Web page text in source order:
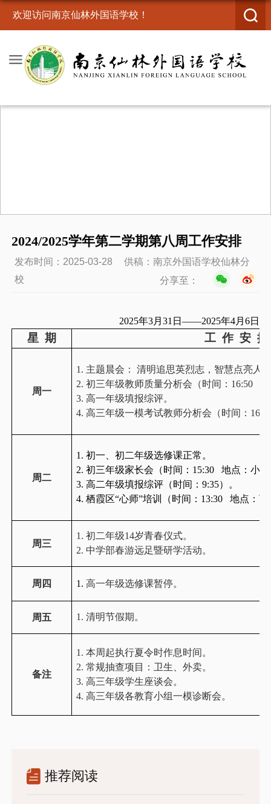
欢迎访问南京仙林外国语学校！
2024/2025学年第二学期第八周工作安排
发布时间：2025-03-28
供稿：南京外国语学校仙林分
校
分享至：
2025年3月31 日——2025年4月6日
星 期 工 作 安 排
周一
1. 主题晨会： 清明追思英烈志，智慧点亮人
2. 初三年级教师质量分析会（时间： 16:50
3. 高一年级填报综评。
4. 高三年级一模考试教师分析会（时间：
周二
1. 初一、初二年级选修课正常。
2. 初三年级家长会（时间： 15:30
地点：小
3. 高二年级填报综评（时间： 9:35）。
4. 栖霞区“心师”培训（时间： 13:30 地点：丁
周三
1. 初二年级14岁青春仪式。
2. 中学部春游远足暨研学活动。
周四 1. 高一年级选修课暂停。
周五 1. 清明节假期。
备注
1. 本周起执行夏令时作息时间。
2. 常规抽查项目：卫生、外卖。
3. 高三年级学生座谈会。
4. 高三年级各教育小组一模诊断会。
推荐阅读